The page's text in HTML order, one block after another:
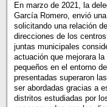
En marzo de 2021, la
García Romero, envió
solicitando una relación
direcciones de los
juntas municipales
actuación que mejorara
pequeños en el entorno
presentadas superaron
ser abordadas gracias a
distritos estudiadas por